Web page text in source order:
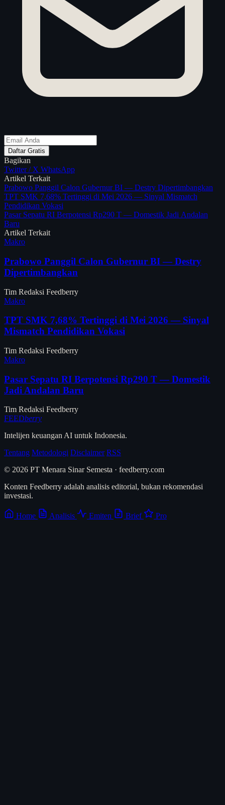
Daftar Gratis
Bagikan
Twitter / X WhatsApp
Artikel Terkait
Prabowo Panggil Calon Gubernur BI — Destry Dipertimbangkan
TPT SMK 7,68% Tertinggi di Mei 2026 — Sinyal Mismatch
Pendidikan Vokasi
Pasar Sepatu RI Berpotensi Rp290 T — Domestik Jadi Andalan
Baru
Artikel Terkait
Makro
Prabowo Panggil Calon Gubernur BI — Destry
Dipertimbangkan
Tim Redaksi Feedberry
Makro
TPT SMK 7,68% Tertinggi di Mei 2026 — Sinyal
Mismatch Pendidikan Vokasi
Tim Redaksi Feedberry
Makro
Pasar Sepatu RI Berpotensi Rp290 T — Domestik
Jadi Andalan Baru
Tim Redaksi Feedberry
FEEDberry
Intelijen keuangan AI untuk Indonesia.
Tentang Metodologi Disclaimer RSS
© 2026 PT Menara Sinar Semesta · feedberry.com
Konten Feedberry adalah analisis editorial, bukan rekomendasi
investasi.
Home Analisis Emiten Brief Pro